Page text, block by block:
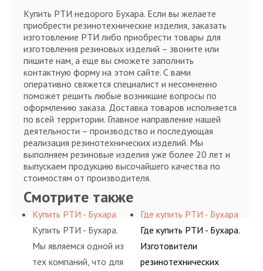
Купить РТИ недорого Бухара. Если вы желаете
приобрести резинотехнические изделия, заказать
изготовление РТИ либо приобрести товары для
изготовления резиновых изделий – звоните или
пишите нам, а еще вы сможете заполнить
контактную форму на этом сайте. С вами
оперативно свяжется специалист и несомненно
поможет решить любые возникшие вопросы по
оформлению заказа. Доставка товаров исполняется
по всей территории. Главное направление нашей
деятельности – производство и последующая
реализация резинотехнических изделий. Мы
выполняем резиновые изделия уже более 20 лет и
выпускаем продукцию высочайшего качества по
стоимостям от производителя.
Смотрите также
Купить РТИ - Бухара
Купить РТИ - Бухара.
Мы являемся одной из
тех компаний, что для
Где купить РТИ - Бухара
Где купить РТИ - Бухара.
Изготовители
резинотехнических